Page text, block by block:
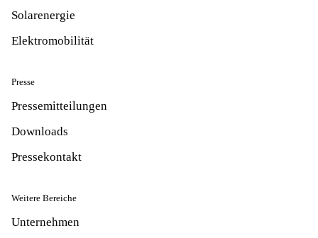
Solarenergie
Elektromobilität
Presse
Pressemitteilungen
Downloads
Pressekontakt
Weitere Bereiche
Unternehmen